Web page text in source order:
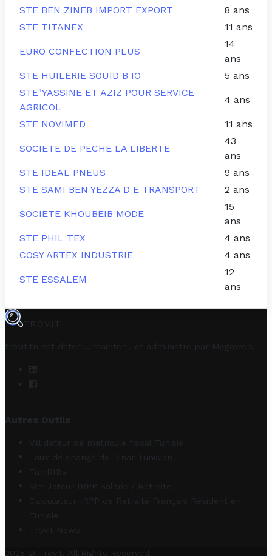
STE BEN ZINEB IMPORT EXPORT
8 ans
STE TITANEX
11 ans
EURO CONFECTION PLUS
14
ans
STE HUILERIE SOUID B IO
5 ans
STE"YASSINE ET AZIZ POUR SERVICE
AGRICOL
4 ans
STE NOVIMED 11 ans
SOCIETE DE PECHE LA LIBERTE
43
ans
STE IDEAL PNEUS
9 ans
STE SAMI BEN YEZZA D E TRANSPORT
2 ans
SOCIETE KHOUBEIB MODE
15
ans
STE PHIL TEX
4 ans
COSY ARTEX INDUSTRIE
4 ans
STE ESSALEM
12
ans
TROVIT
trovit.tn est détenu, maintenu et administré par Megaweb
Autres Outils
Validateur de matricule fiscal Tunisie
Taux de change de Dinar Tunisien
TuniRIBs
Simulateur IRPP Salarié / Retraité
Calculateur IRPP de Retraité Français Résident en
Tunisie
Trovit News
2025 © Trovit. All Rights Reserved.